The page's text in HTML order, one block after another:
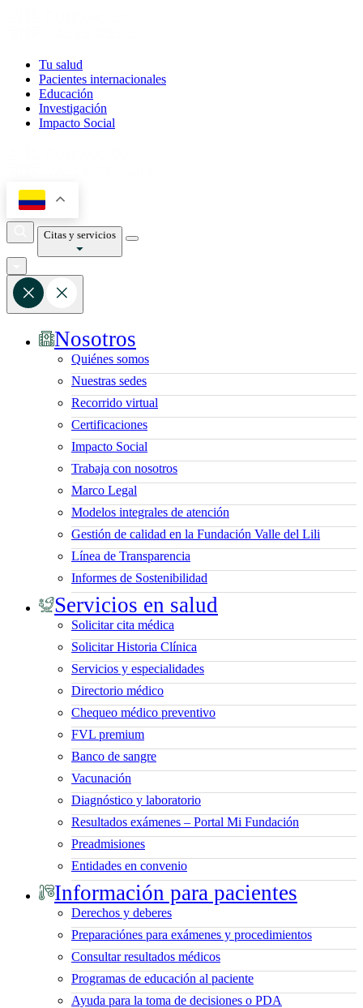
Tu salud
Pacientes internacionales
Educación
Investigación
Impacto Social
Citas y servicios
Nosotros
Quiénes somos
Nuestras sedes
Recorrido virtual
Certificaciones
Impacto Social
Trabaja con nosotros
Marco Legal
Modelos integrales de atención
Gestión de calidad en la Fundación Valle del Lili
Línea de Transparencia
Informes de Sostenibilidad
Servicios en salud
Solicitar cita médica
Solicitar Historia Clínica
Servicios y especialidades
Directorio médico
Chequeo médico preventivo
FVL premium
Banco de sangre
Vacunación
Diagnóstico y laboratorio
Resultados exámenes – Portal Mi Fundación
Preadmisiones
Entidades en convenio
Información para pacientes
Derechos y deberes
Preparaciónes para exámenes y procedimientos
Consultar resultados médicos
Programas de educación al paciente
Ayuda para la toma de decisiones o PDA